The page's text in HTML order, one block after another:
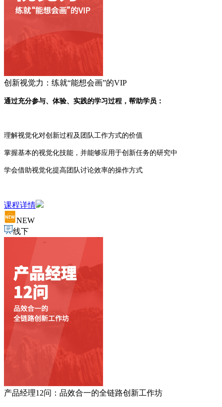
创新视觉力：练就“能想会画”的VIP
通过充分参与、体验、实践的学习过程，帮助学员：
理解视觉化对创新过程及团队工作方式的价值
掌握基本的视觉化技能，并能够应用于创新任务的研究中
学会借助视觉化提高团队讨论效率的操作方式
课程详情
NEW
线下
产品经理12问：品效合一的全链路创新工作坊